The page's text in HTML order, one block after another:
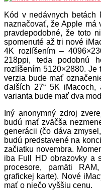
Kód v nedávnych
naznačovať, že Apple má
pravdepodobné, že toto
spomenuté až tri nové
4K rozlíšením –
218ppi, teda podobnú
rozlíšením 5120×2880.
verzia bude mať
ďalších 27“ 5K
varianta bude mať dva
Iný anonymný zdroj
budú mať zväčša
generácii (čo dáva
budú predstavené na
začiatku novembra.
iba Full HD obrazovky a
procesore, pamäti
grafickej karte). Nové
mať o niečo vyššiu cenu.